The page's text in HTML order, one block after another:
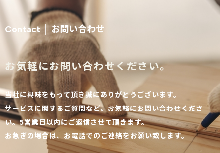
Contact │ お問い合わせ
お気軽にお問い合わせください。
当社に興味をもって頂き誠にありがとうございます。
サービスに関するご質問など、お気軽にお問い合わせくださ
い。5営業日以内にご返信させて頂きます。
お急ぎの場合は、お電話でのご連絡をお願い致します。